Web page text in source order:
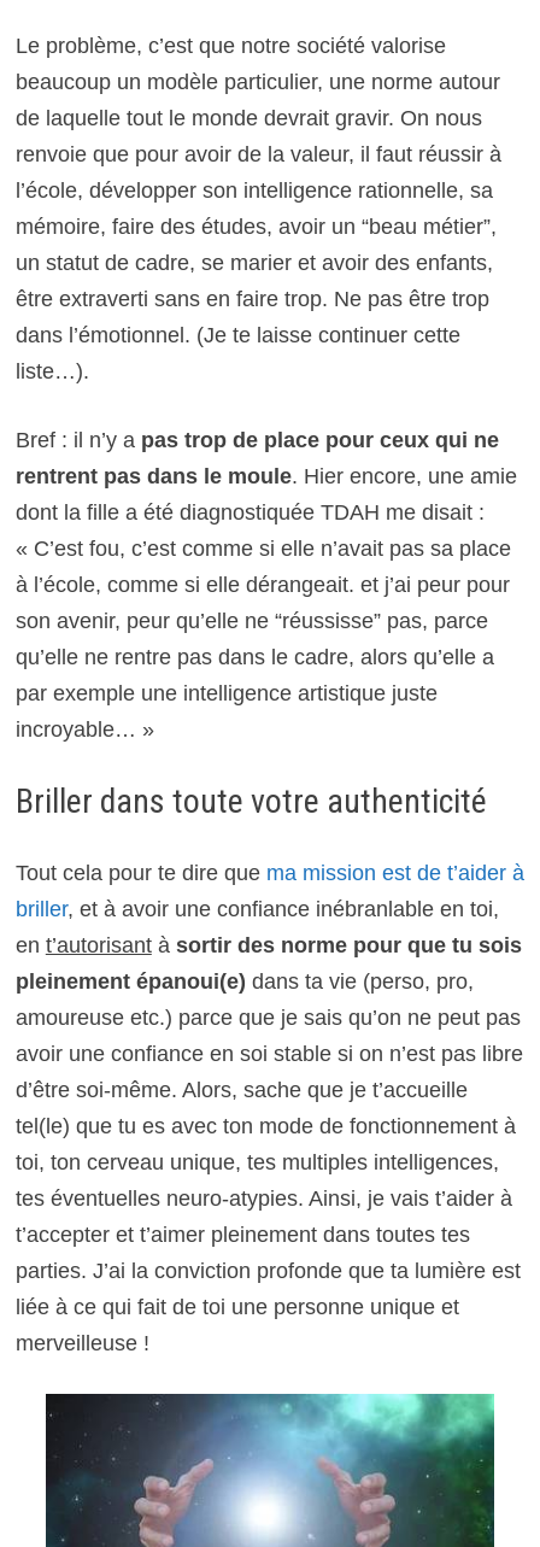
Le problème, c’est que notre société valorise
beaucoup un modèle particulier, une norme autour
de laquelle tout le monde devrait gravir. On nous
renvoie que pour avoir de la valeur, il faut réussir à
l’école, développer son intelligence rationnelle, sa
mémoire, faire des études, avoir un “beau métier”,
un statut de cadre, se marier et avoir des enfants,
être extraverti sans en faire trop. Ne pas être trop
dans l’émotionnel. (Je te laisse continuer cette
liste…).
Bref : il n’y a pas trop de place pour ceux qui ne
rentrent pas dans le moule. Hier encore, une amie
dont la fille a été diagnostiquée TDAH me disait :
« C’est fou, c’est comme si elle n’avait pas sa place
à l’école, comme si elle dérangeait. et j’ai peur pour
son avenir, peur qu’elle ne “réussisse” pas, parce
qu’elle ne rentre pas dans le cadre, alors qu’elle a
par exemple une intelligence artistique juste
incroyable… »
Briller dans toute votre authenticité
Tout cela pour te dire que ma mission est de t’aider à
briller, et à avoir une confiance inébranlable en toi,
en t’autorisantà sortir des norme pour que tu sois
pleinement épanoui(e) dans ta vie (perso, pro,
amoureuse etc.) parce que je sais qu’on ne peut pas
avoir une confiance en soi stable si on n’est pas libre
d’être soi-même. Alors, sache que je t’accueille
tel(le) que tu es avec ton mode de fonctionnement à
toi, ton cerveau unique, tes multiples intelligences,
tes éventuelles neuro-atypies. Ainsi, je vais t’aider à
t’accepter et t’aimer pleinement dans toutes tes
parties. J’ai la conviction profonde que ta lumière est
liée à ce qui fait de toi une personne unique et
merveilleuse !